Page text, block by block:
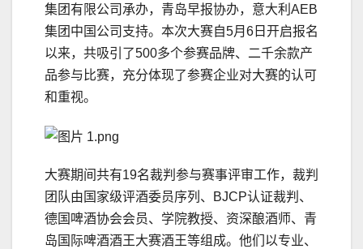
集团有限公司承办，青岛早报协办，意大利AEB
集团中国公司支持。本次大赛自5月6日开启报名
以来，共吸引了500多个参赛品牌、二千余款产
品参与比赛，充分体现了参赛企业对大赛的认可
和重视。
大赛期间共有19名裁判参与赛事评审工作，裁判
团队由国家级评酒委员序列、BJCP认证裁判、
德国啤酒协会会员、学院教授、资深酿酒师、青
岛国际啤酒酒王大赛酒王等组成。他们以专业、